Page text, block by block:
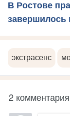
В Ростове
экстрасенс
2 комментария